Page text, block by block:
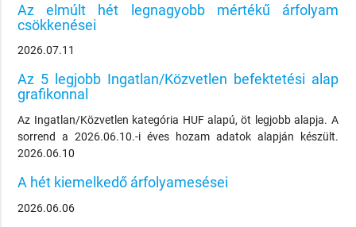
Az elmúlt hét legnagyobb mértékű árfolyam
csökkenései
2026.07.11
Az 5 legjobb Ingatlan/Közvetlen befektetési alap
grafikonnal
Az Ingatlan/Közvetlen kategória HUF alapú, öt legjobb alapja. A
sorrend a 2026.06.10.-i éves hozam adatok alapján készült.
2026.06.10
A hét kiemelkedő árfolyamesései
2026.06.06